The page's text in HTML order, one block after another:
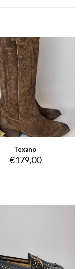
Texano
€179,00